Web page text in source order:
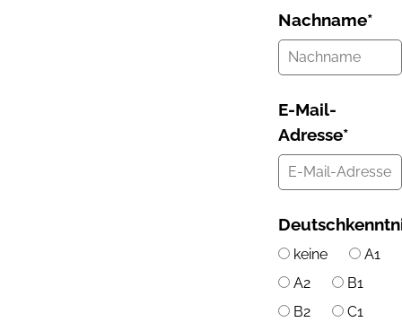
Nachname*
E-Mail-
Adresse*
keine
A1
A2
B1
B2
C1